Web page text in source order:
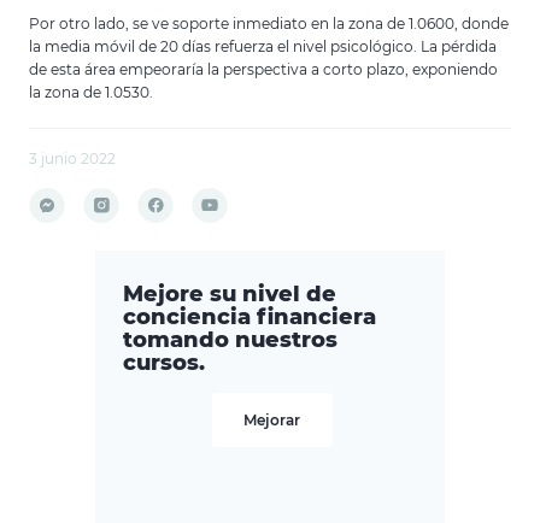
Por otro lado, se ve soporte inmediato en la zona de 1.0600, donde
la media móvil de 20 días refuerza el nivel psicológico. La pérdida
de esta área empeoraría la perspectiva a corto plazo, exponiendo
la zona de 1.0530.
3 junio 2022
Mejore su nivel de
conciencia financiera
tomando nuestros
cursos.
Mejorar